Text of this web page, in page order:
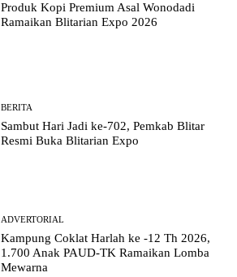
Produk Kopi Premium Asal Wonodadi
Ramaikan Blitarian Expo 2026
BERITA
Sambut Hari Jadi ke-702, Pemkab Blitar
Resmi Buka Blitarian Expo
ADVERTORIAL
Kampung Coklat Harlah ke -12 Th 2026,
1.700 Anak PAUD-TK Ramaikan Lomba
Mewarna